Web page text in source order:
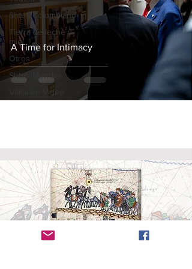
Shtetl Colombiano
Tierra de leche y
miel
Otros
Shtetl Mundial
Valija en Vídeo
A Time for Intimacy